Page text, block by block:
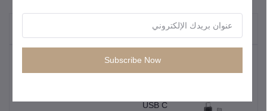
"المنتجات التي يتم شراؤها بشكل متكرر"
USB C
Subscribe Now